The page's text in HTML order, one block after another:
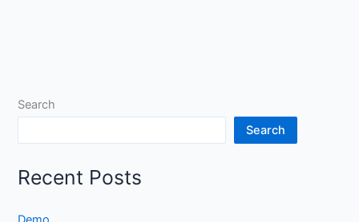
Search
Search
Recent Posts